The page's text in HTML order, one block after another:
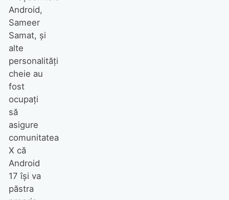
Android,
Sameer
Samat, și
alte
personalități
cheie au
fost
ocupați
să
asigure
comunitatea
X că
Android
17 își va
păstra